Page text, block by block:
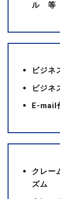
ル 等
ビジネ
ビジネ
E-mail
クレー
ズム